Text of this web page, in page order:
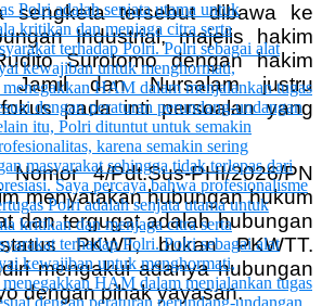
sengketa tersebut dibawa ke
Industrial, majelis hakim
Surotomo dengan hakim
Jamil dan Nursalam justru
pada inti persoalan yang
4/Pdt.Sus-PHI/2026/PN
menyatakan hubungan hukum
dan tergugat adalah hubungan
PKWT, bukan PKWTT.
mengakui adanya hubungan
dengan pihak yayasan.